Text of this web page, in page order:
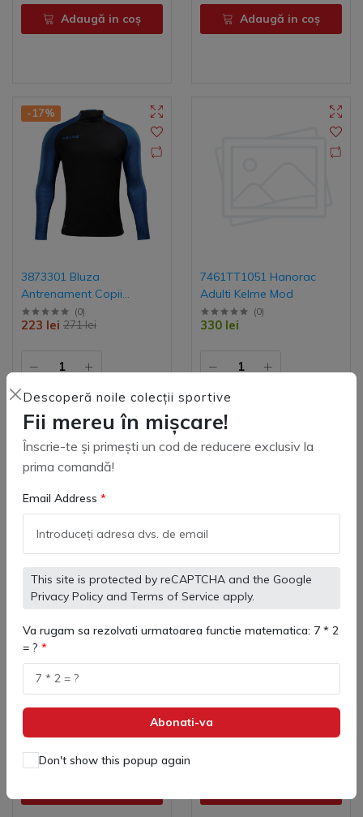
Descoperă noile colecții sportive
Fii mereu în mișcare!
Înscrie-te și primești un cod de reducere exclusiv la
prima comandă!
Email Address
This site is protected by reCAPTCHA and the Google
Privacy Policy and Terms of Service apply.
Va rugam sa rezolvati urmatoarea functie matematica: 7 * 2
= ?
Abonati-va
Don't show this popup again
Adaugă in coş Adaugă in coş
-17%
3873301 Bluza
Antrenament Copii
MONTES Kelme
(0)
271 lei
223 lei
Adaugă in coş
7461TT1051 Hanorac
Adulti Kelme Mod
(0)
330 lei
7461TT3051 Hanorac
Copii Kelme Mod
(0)
312 lei
7461TT3052 Bluza Sport
(0)
210 lei